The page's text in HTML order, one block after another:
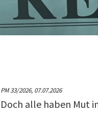
PM 33/2026, 07.07.2026
Doch alle haben Mut